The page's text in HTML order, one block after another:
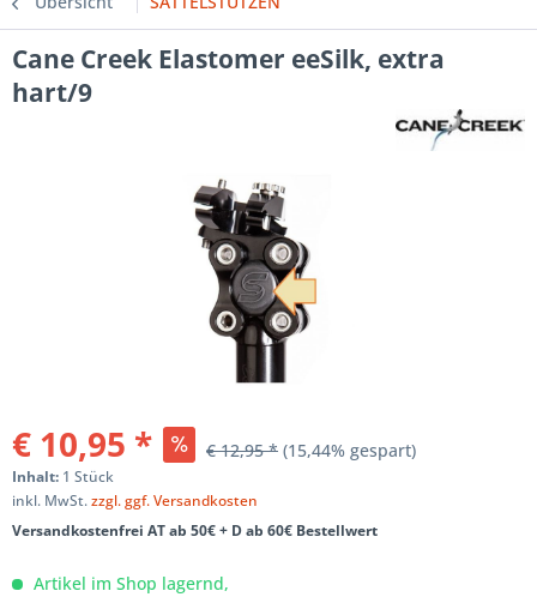
Cane Creek Elastomer eeSilk, extra
hart/9
€ 10,95 * € 12,95 * (15,44% gespart)
Inhalt: 1 Stück
inkl. MwSt.zzgl. ggf. Versandkosten
Versandkostenfrei AT ab 50€ + D ab 60€ Bestellwert
Artikel im Shop lagernd,